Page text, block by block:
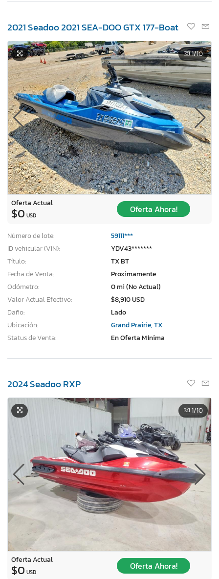
2021 Seadoo 2021 SEA-DOO GTX 177-Boat
1/10
Oferta Actual
$0 USD
Oferta Ahora!
Número de lote:
59111***
ID vehicular (VIN):
YDV43*******
Título:
TX BT
Fecha de Venta:
Proximamente
Odómetro:
0 mi (No Actual)
Valor Actual Efectivo:
$8,910 USD
Daño:
Lado
Ubicación:
Grand Prairie, TX
Status de Venta:
En Oferta Mínima
2024 Seadoo RXP
1/10
Oferta Actual
$0 USD
Oferta Ahora!